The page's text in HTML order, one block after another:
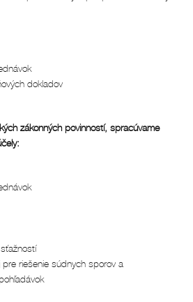
dokladov
zákonných povinností, spracúvame
riešenie súdnych sporov a